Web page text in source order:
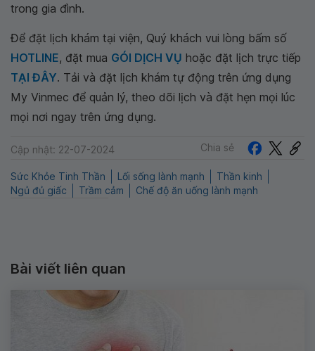
trong gia đình.
Để đặt lịch khám tại viện, Quý khách vui lòng bấm số
HOTLINE, đặt mua GÓI DỊCH VỤ hoặc đặt lịch trực tiếp
TẠI ĐÂY. Tải và đặt lịch khám tự động trên ứng dụng
My Vinmec để quản lý, theo dõi lịch và đặt hẹn mọi lúc
mọi nơi ngay trên ứng dụng.
Cập nhật: 22-07-2024 Chia sẻ
Sức Khỏe Tinh Thần Lối sống lành mạnh
Thần kinh
Ngủ đủ giấc
Trầm cảm Chế độ ăn uống lành mạnh
Bài viết liên quan